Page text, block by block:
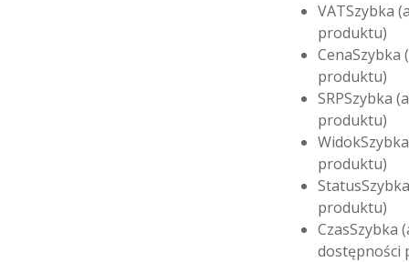
VATSzybka
produktu)
CenaSzybka
produktu)
SRPSzybka
produktu)
produktu)
produktu)
CzasSzybka
dostępności